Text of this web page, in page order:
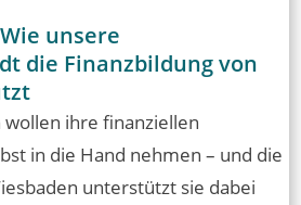
unsere
die Finanzbildung von
ihre finanziellen
in die Hand nehmen – und die
unterstützt sie dabei